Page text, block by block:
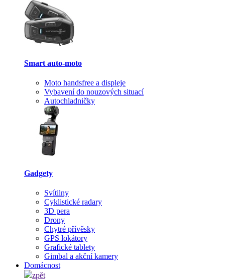
Smart auto-moto
Moto handsfree a displeje
Vybavení do nouzových situací
Autochladničky
Gadgety
Svítilny
Cyklistické radary
3D pera
Drony
Chytré přívěsky
GPS lokátory
Grafické tablety
Gimbal a akční kamery
Domácnost
zpět